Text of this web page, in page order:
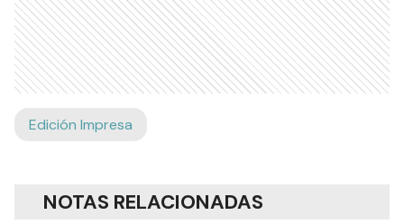
Edición Impresa
NOTAS RELACIONADAS